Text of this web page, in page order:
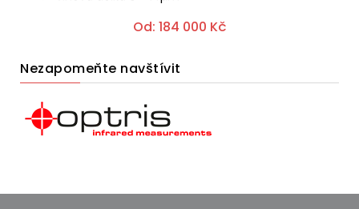
Od: 184 000 Kč
Nezapomeňte navštívit